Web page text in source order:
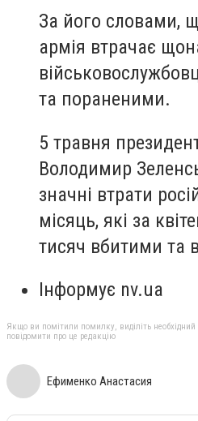
За його словами,
армія втрачає
та пораненими.
5 травня
Володимир
значні втрати
місяць, які за
тисяч вбитими та
Інформує nv.ua
Якщо ви помітили помилку, виділіть необхідний
повідомити про це редакцію
Ефименко Анастасия